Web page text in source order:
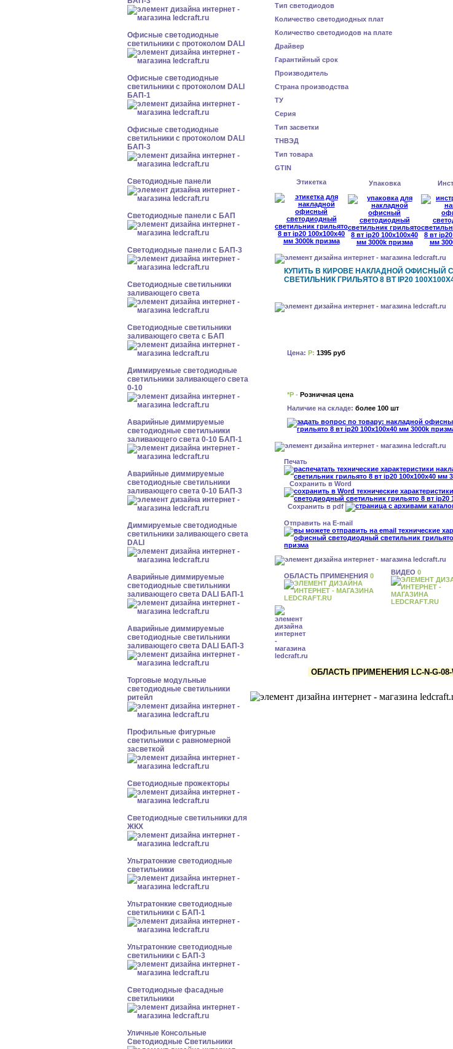
Офисные светодиодные
светильники с протоколом DALI
Офисные светодиодные
светильники с протоколом DALI
БАП-1
Офисные светодиодные
светильники с протоколом DALI
БАП-3
Cветодиодные панели
Cветодиодные панели с БАП
Cветодиодные панели с БАП-3
Светодиодные светильники
заливающего света
Светодиодные светильники
заливающего света с БАП
Диммируемые светодиодные
светильники заливающего света
0-10
Аварийные диммируемые
светодиодные светильники
заливающего света 0-10 БАП-1
Аварийные диммируемые
светодиодные светильники
заливающего света 0-10 БАП-3
Диммируемые светодиодные
светильники заливающего света
DALI
Аварийные диммируемые
светодиодные светильники
заливающего света DALI БАП-1
Аварийные диммируемые
светодиодные светильники
заливающего света DALI БАП-3
Торговые модульные
светодиодные светильники
ритейл
Профильные фигурные
светильники с равномерной
засветкой
Светодиодные прожекторы
Светодиодные светильники для
ЖКХ
Ультратонкие светодиодные
светильники
Ультратонкие светодиодные
светильники с БАП-1
Ультратонкие светодиодные
светильники с БАП-3
Светодиодные фасадные
светильники
Уличные Консольные
Светодиодные Светильники
Тип светодиодов
Количество светодиодных плат
Количество светодиодов на плате
Драйвер
Гарантийный срок
Производитель
Страна производства
ТУ
Серия
Тип засветки
ТНВЭД
Тип товара
GTIN
Этикетка
Упаковка
КУПИТЬ В КИРОВЕ НАКЛАДНОЙ ОФИСНЫЙ
СВЕТИЛЬНИК ГРИЛЬЯТО 8 ВТ IP20
Цена: Р: 1395 руб
*Р - Розничная цена
Наличие на складе: более 100 шт
Печать
Сохранить в Word
Сохранить в pdf
Отправить на E-mail
ОБЛАСТЬ ПРИМЕНЕНИЯ 0 ВИДЕО 0
ОБЛАСТЬ ПРИМЕНЕНИЯ LC-N-G-08-